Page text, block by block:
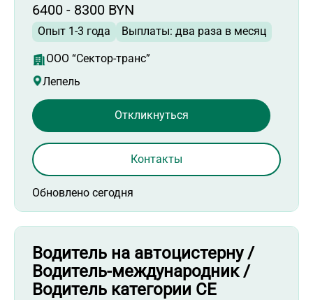
6400 - 8300 BYN
Опыт 1-3 года Выплаты: два раза в месяц
ООО “Сектор-транс”
Лепель
Обновлено сегодня
Откликнуться
Контакты
Водитель на автоцистерну /
Водитель-международник /
Водитель категории СЕ